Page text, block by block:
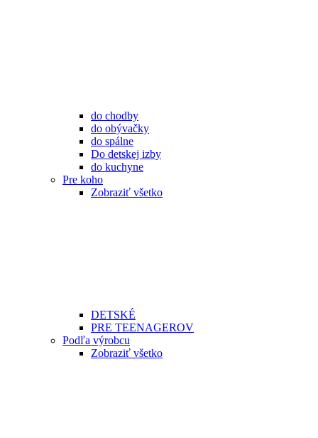
do chodby
do obývačky
do spálne
Do detskej izby
do kuchyne
Pre koho
Zobraziť všetko
DETSKÉ
PRE TEENAGEROV
Podľa výrobcu
Zobraziť všetko